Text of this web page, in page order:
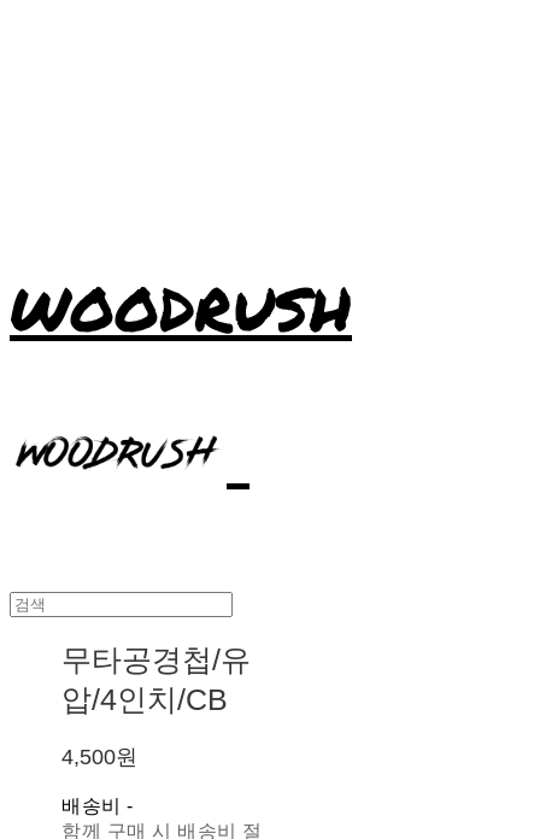
WOODRUSH
무타공경첩/유
압/4인치/CB
4,500원
배송비-
함께 구매 시 배송비 절